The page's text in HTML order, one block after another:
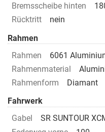
Bremsscheibe hinten
Rücktritt
nein
Rahmen
Rahmen
6061
Rahmenmaterial
Rahmenform
Diamant
Fahrwerk
Gabel
SR SUNTOUR